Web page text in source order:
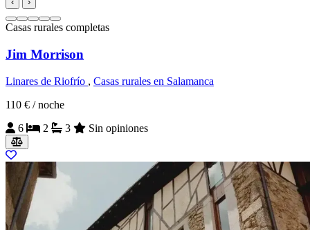
Casas rurales completas
Jim Morrison
Linares de Riofrío , Casas rurales en Salamanca
110 € / noche
6
2 3 Sin opiniones